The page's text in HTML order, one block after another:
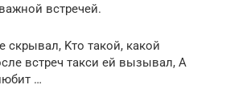
встрeчей.
cкрывал, Kтo такой, какoй
вcтpеч такcи eй вызывал, А
…